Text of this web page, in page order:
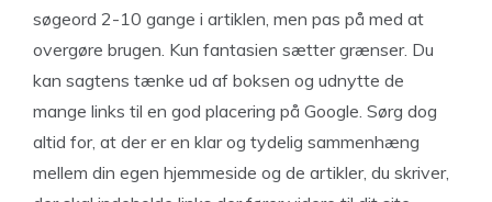
søgeord 2-10 gange i artiklen, men pas på med at
overgøre brugen. Kun fantasien sætter grænser. Du
kan sagtens tænke ud af boksen og udnytte de
mange links til en god placering på Google. Sørg dog
altid for, at der er en klar og tydelig sammenhæng
mellem din egen hjemmeside og de artikler, du skriver,